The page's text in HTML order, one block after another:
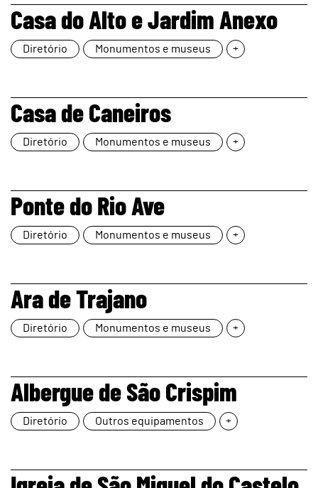
page
Casa do Alto e Jardim Anexo
Diretório Monumentos e museus +
page
Casa de Caneiros
Diretório Monumentos e museus +
page
Ponte do Rio Ave
Diretório Monumentos e museus +
page
Ara de Trajano
Diretório Monumentos e museus +
page
Albergue de São Crispim
Diretório Outros equipamentos +